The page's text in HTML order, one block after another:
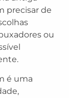
precisar de
ou
é uma